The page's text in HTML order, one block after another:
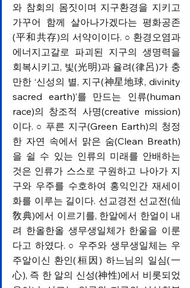
와 참회의 몸짓이며 지구환경을 지키고
가꾸어 함께 살아나가겠다는 평화공존
(平和共存)의 서약이이다. ○ 환경오염과
에너지고갈로 파괴된 지구의 생명력을
회복시키고, 빛(光明)과 율려(律呂)가 충
만한 ‘신성의 별, 지구(神星地球, divinity
sacred earth)’를 만드는 인류(human
race)의 창조적 사명(creative mission)
이다. ○ 푸른 지구(Green Earth)의 청정
한 자연 속에서 맑은 숨(Clean Breath)
을 쉴 수 있는 인류의 미래를 안배하는
것은 인류가 스스로 구원하고 나아가 지
구와 우주를 수호하여 홍익인간 재세이
화를 이루는 길이다. 선교경전 선교전(仙
敎典)에서 이르기를, 한알에서 한얼이 내
려 한올한올 생무생일체가 한울을 이룬
다고 하였다. ○ 우주와 생무생일체는 우
주알이신 환인(桓因) 하느님의 일심(一
心), 즉 한 알의 신성(神性)에서 비롯되었